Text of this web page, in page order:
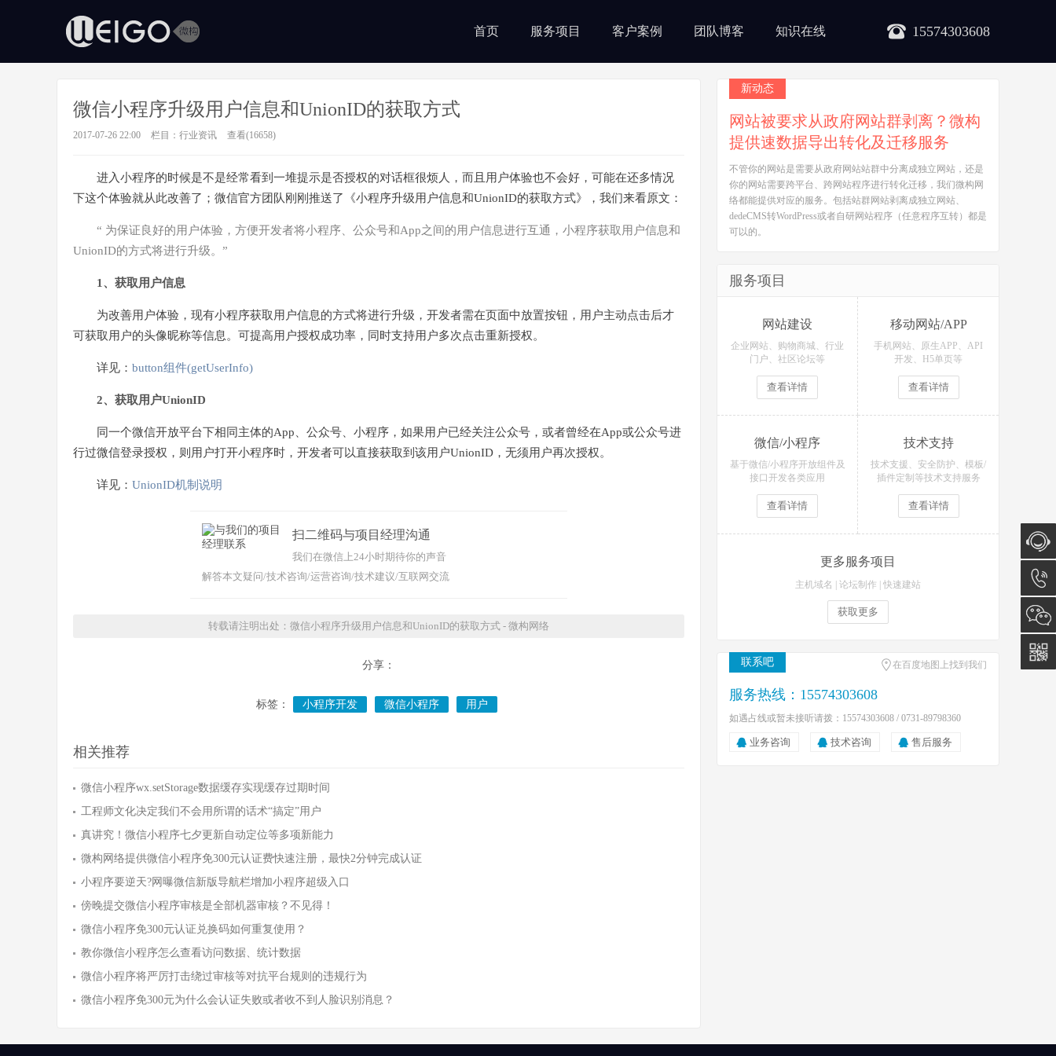
15574303608
首页 服务项目 客户案例 团队博客 知识在线
微信小程序升级用户信息和UnionID的获取方式
2017-07-26 22:00 栏目： 行业资讯 查看(16658)
进入小程序的时候是不是经常看到一堆提示是否授权的对话框很烦人，而且用户体验也不会好，可能在还多情况
下这个体验就从此改善了；微信官方团队刚刚推送了《小程序升级用户信息和UnionID的获取方式》，我们来看原文：
“ 为保证良好的用户体验，方便开发者将小程序、公众号和App之间的用户信息进行互通，小程序获取用户信息和
UnionID的方式将进行升级。”
1、获取用户信息
为改善用户体验，现有小程序获取用户信息的方式将进行升级，开发者需在页面中放置按钮，用户主动点击后才
可获取用户的头像昵称等信息。可提高用户授权成功率，同时支持用户多次点击重新授权。
详见： button组件(getUserInfo)
2、获取用户UnionID
同一个微信开放平台下相同主体的App、公众号、小程序，如果用户已经关注公众号，或者曾经在App或公众号进
行过微信登录授权，则用户打开小程序时，开发者可以直接获取到该用户UnionID，无须用户再次授权。
详见： UnionID机制说明
扫二维码与项目经理沟通
我们在微信上24小时期待你的声音
解答本文疑问/技术咨询/运营咨询/技术建议/互联网交流
转载请注明出处：微信小程序升级用户信息和UnionID的获取方式 - 微构网络
分享：
标签： 小程序开发 微信小程序 用户
相关推荐
微信小程序wx.setStorage数据缓存实现缓存过期时间
工程师文化决定我们不会用所谓的话术“搞定”用户
真讲究！微信小程序七夕更新自动定位等多项新能力
微构网络提供微信小程序免300元认证费快速注册，最快2分钟完成认证
小程序要逆天?网曝微信新版导航栏增加小程序超级入口
傍晚提交微信小程序审核是全部机器审核？不见得！
微信小程序免300元认证兑换码如何重复使用？
教你微信小程序怎么查看访问数据、统计数据
微信小程序将严厉打击绕过审核等对抗平台规则的违规行为
微信小程序免300元为什么会认证失败或者收不到人脸识别消息？
新动态
网站被要求从政府网站群剥离？微构
提供速数据导出转化及迁移服务
不管你的网站是需要从政府网站站群中分离成独立网站，还是
你的网站需要跨平台、跨网站程序进行转化迁移，我们微构网
络都能提供对应的服务。包括站群网站剥离成独立网站、
dedeCMS转WordPress或者自研网站程序（任意程序互转）都是
可以的。
服务项目
网站建设
企业网站、购物商城、行业
门户、社区论坛等
查看详情
移动网站/APP
手机网站、原生APP、API
开发、H5单页等
查看详情
微信/小程序
基于微信/小程序开放组件及
接口开发各类应用
查看详情
技术支持
技术支援、安全防护、模板/
插件定制等技术支持服务
查看详情
更多服务项目
主机域名 论坛制作 快速建站
获取更多
联系吧 在百度地图上找到我们
服务热线：15574303608
如遇占线或暂未接听请拨：15574303608 / 0731-89798360
业务咨询 技术咨询 售后服务
在线咨
询